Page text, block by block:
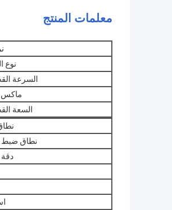
معلمات المنتج
نوع
السرعة
ماكس RCF
السعة
نطاق ضبط
دقة